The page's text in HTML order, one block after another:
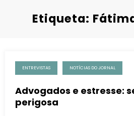
Etiqueta:
ENTREVISTAS NOTÍCIAS DO JORNAL
Advogados e estresse:
perigosa